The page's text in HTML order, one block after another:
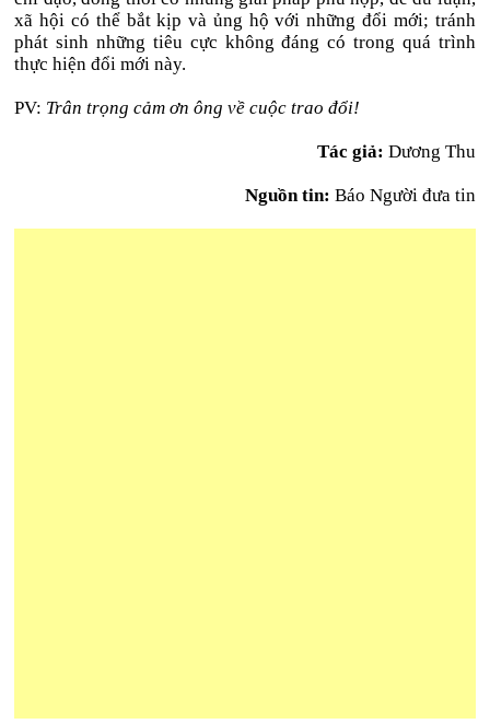
xã hội có thể bắt kịp và ủng hộ với những đổi mới; tránh
phát sinh những tiêu cực không đáng có trong quá trình
thực hiện đổi mới này.
PV: Trân trọng cảm ơn ông về cuộc trao đổi!
Tác giả: Dương Thu
Nguồn tin: Báo Người đưa tin